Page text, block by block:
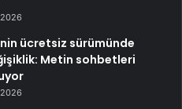
ücretsiz sürümünde
Metin sohbetleri